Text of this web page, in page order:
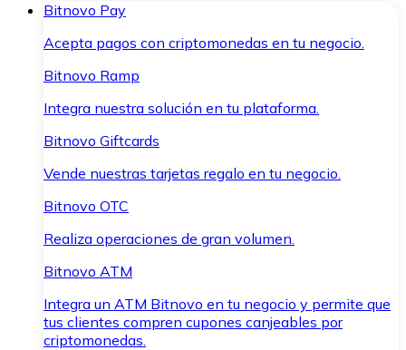
Bitnovo Pay
Acepta pagos con criptomonedas en tu negocio.
Bitnovo Ramp
Integra nuestra solución en tu plataforma.
Bitnovo Giftcards
Vende nuestras tarjetas regalo en tu negocio.
Bitnovo OTC
Realiza operaciones de gran volumen.
Bitnovo ATM
Integra un ATM Bitnovo en tu negocio y permite que
tus clientes compren cupones canjeables por
criptomonedas.